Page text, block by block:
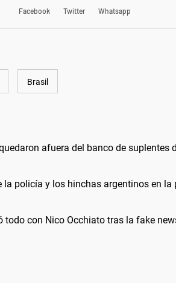
Facebook Twitter Whatsapp
Brasil
afuera del banco de suplentes
la policía y los hinchas argentinos en la
todo con Nico Occhiato tras la fake